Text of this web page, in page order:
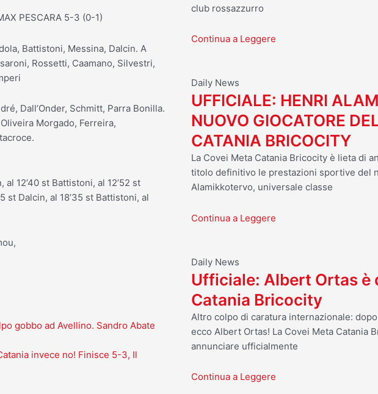
PESCARA 5-3 (0-1)
Battistoni, Messina, Dalcin. A
Rossetti, Caamano, Silvestri,
Dall’Onder, Schmitt, Parra Bonilla.
Morgado, Ferreira,
al 12’40 st Battistoni, al 12’52 st
st Dalcin, al 18’35 st Battistoni, al
gobbo ad Avellino. Sandro Abate
invece no! Finisce 5-3, Il
club rossazzurro
Continua a Leggere
Daily News
UFFICIALE: HENRI
NUOVO GIOCATORE
CATANIA BRICOCITY
La Covei Meta Catania Bricocity è lieta di
titolo definitivo le prestazioni sportive del
Alamikkotervo, universale classe
Continua a Leggere
Daily News
Ufficiale: Albert Ortas è
Catania Bricocity
Altro colpo di caratura internazionale:
ecco Albert Ortas! La Covei Meta Catania
annunciare ufficialmente
Continua a Leggere